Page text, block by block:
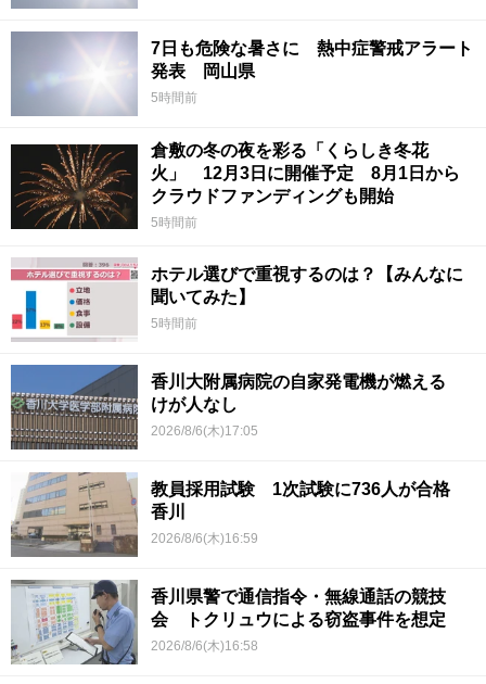
7日も危険な暑さに 熱中症警戒アラート
発表 岡山県
5時間前
倉敷の冬の夜を彩る「くらしき冬花
火」 12月3日に開催予定 8月1日から
クラウドファンディングも開始
5時間前
ホテル選びで重視するのは？【みんなに
聞いてみた】
5時間前
香川大附属病院の自家発電機が燃える
けが人なし
2026/8/6(木)17:05
教員採用試験 1次試験に736人が合格
香川
2026/8/6(木)16:59
香川県警で通信指令・無線通話の競技
会 トクリュウによる窃盗事件を想定
2026/8/6(木)16:58